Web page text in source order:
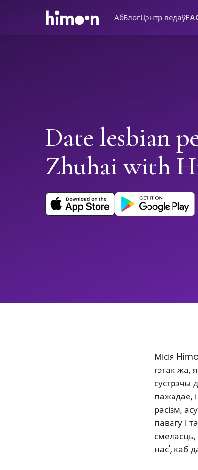
АбБлогЦэнтр ведаў
Date lesbian
Zhuhai with
Місія
гэтак жа,
сустрэчы
пажадае,
расізм,
павагу і
нас', каб